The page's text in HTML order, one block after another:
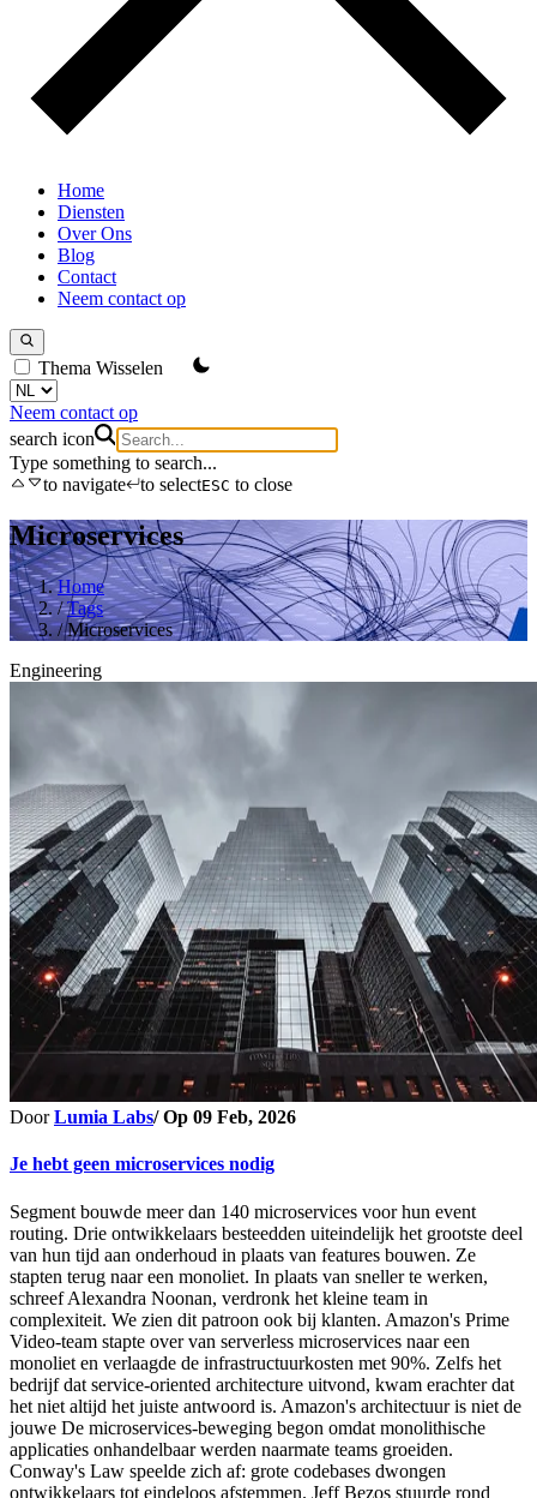
Home
Diensten
Over Ons
Blog
Contact
Neem contact op
Thema Wisselen
Neem contact op
search icon
Type something to search...
to navigate
to selectESC to close
Microservices
Home
/ Tags
/ Microservices
Engineering
DoorLumia Labs/ Op 09 Feb, 2026
Je hebt geen microservices nodig
Segment bouwde meer dan 140 microservices voor hun event
routing. Drie ontwikkelaars besteedden uiteindelijk het grootste deel
van hun tijd aan onderhoud in plaats van features bouwen. Ze
stapten terug naar een monoliet. In plaats van sneller te werken,
schreef Alexandra Noonan, verdronk het kleine team in
complexiteit. We zien dit patroon ook bij klanten. Amazon's Prime
Video-team stapte over van serverless microservices naar een
monoliet en verlaagde de infrastructuurkosten met 90%. Zelfs het
bedrijf dat service-oriented architecture uitvond, kwam erachter dat
het niet altijd het juiste antwoord is. Amazon's architectuur is niet de
jouwe De microservices-beweging begon omdat monolithische
applicaties onhandelbaar werden naarmate teams groeiden.
Conway's Law speelde zich af: grote codebases dwongen
ontwikkelaars tot eindeloos afstemmen. Jeff Bezos stuurde rond